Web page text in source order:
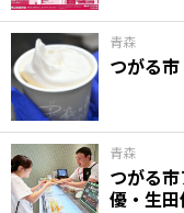
青森
つがる
青森
つがる
優・生